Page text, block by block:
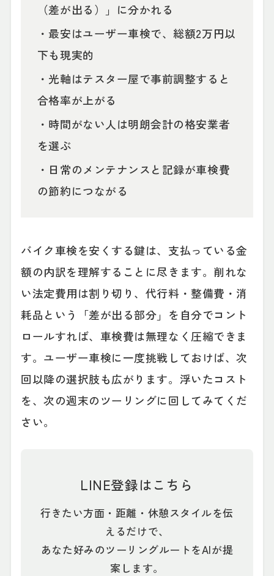
（差が出る）」に分かれる
・最安はユーザー車検で、総額2万円以
下も現実的
・光軸はテスター屋で事前調整すると
合格率が上がる
・時間がない人は明朗会計の格安業者
を選ぶ
・日常のメンテナンスと記録が車検費
の節約につながる
バイク車検を安くする鍵は、支払っている金
額の内訳を理解することに尽きます。削れな
い法定費用は割り切り、代行料・整備費・消
耗品という「差が出る部分」を自分でコント
ロールすれば、車検費は無理なく圧縮できま
す。ユーザー車検に一度挑戦しておけば、次
回以降の選択肢も広がります。浮いたコスト
を、次の週末のツーリングに回してみてくだ
さい。
LINE登録はこちら
行きたい方面・距離・休憩スタイルを伝
えるだけで、
あなた好みのツーリングルートをAIが提
案します。